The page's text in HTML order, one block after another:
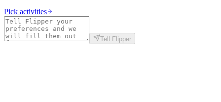
Pick activities
Tell Flipper